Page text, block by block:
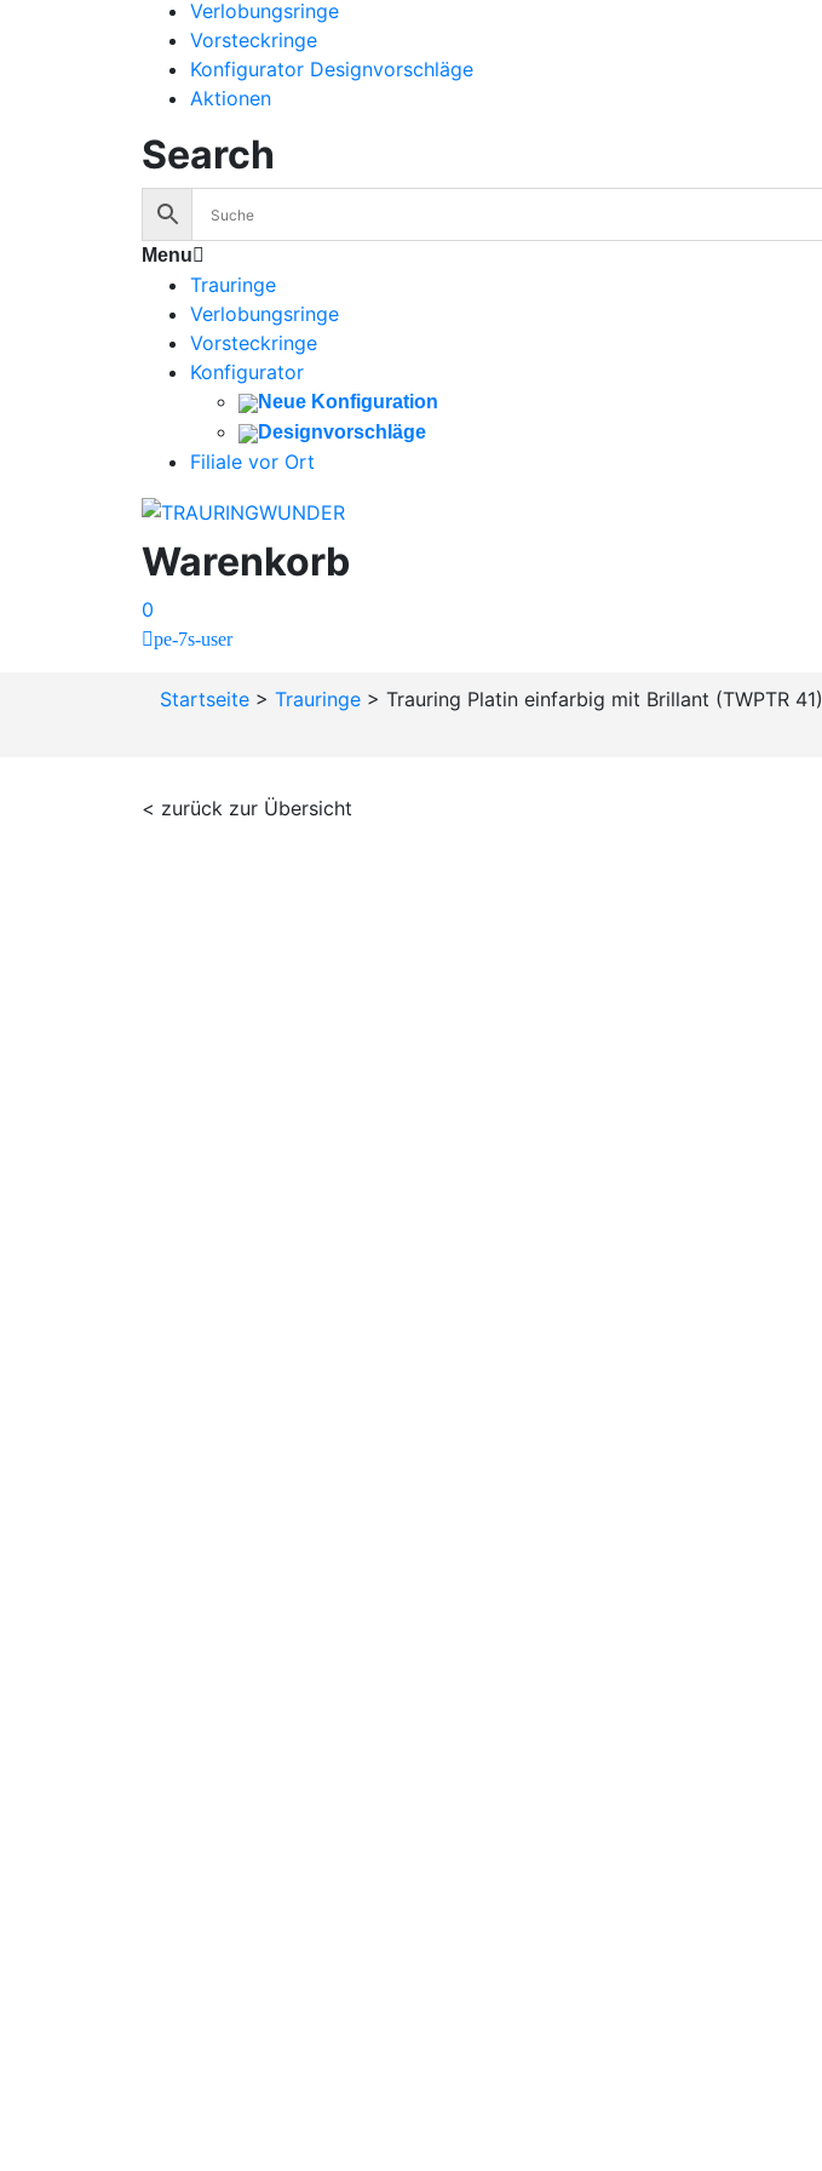
Verlobungsringe
Vorsteckringe
Konfigurator Designvorschläge
Aktionen
Search
Menu
Trauringe
Verlobungsringe
Vorsteckringe
Konfigurator
Neue Konfiguration
Designvorschläge
Filiale vor Ort
Warenkorb
0
pe-7s-user
Startseite > Trauringe > Trauring Platin einfarbig mit Brillant (TWPTR 41)
< zurück zur Übersicht